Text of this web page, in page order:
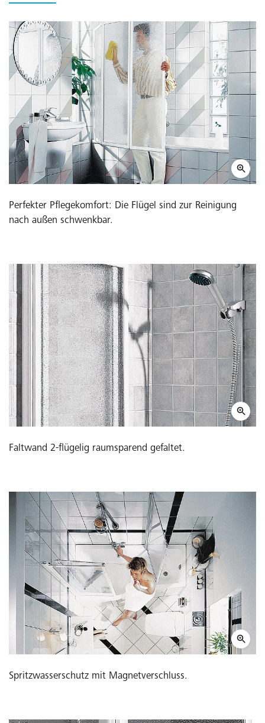
Perfekter Pflegekomfort: Die Flügel sind zur Reinigung
nach außen schwenkbar.
Faltwand 2-flügelig raumsparend gefaltet.
Spritzwasserschutz mit Magnetverschluss.